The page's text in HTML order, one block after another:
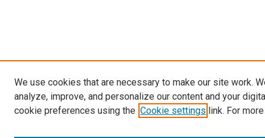
We use cookies that are necessary to make our site work.
analyze, improve, and personalize our content and your
cookie preferences using the Cookie settings link. For